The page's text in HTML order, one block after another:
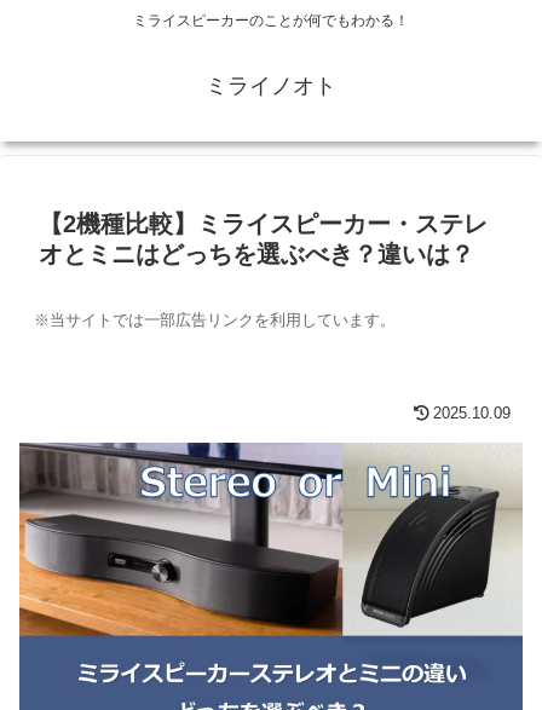
ミライスピーカーのことが何でもわかる！
ミライノオト
【2機種比較】ミライスピーカー・ステレ
オとミニはどっちを選ぶべき？違いは？
※当サイトでは一部広告リンクを利用しています。
2025.10.09